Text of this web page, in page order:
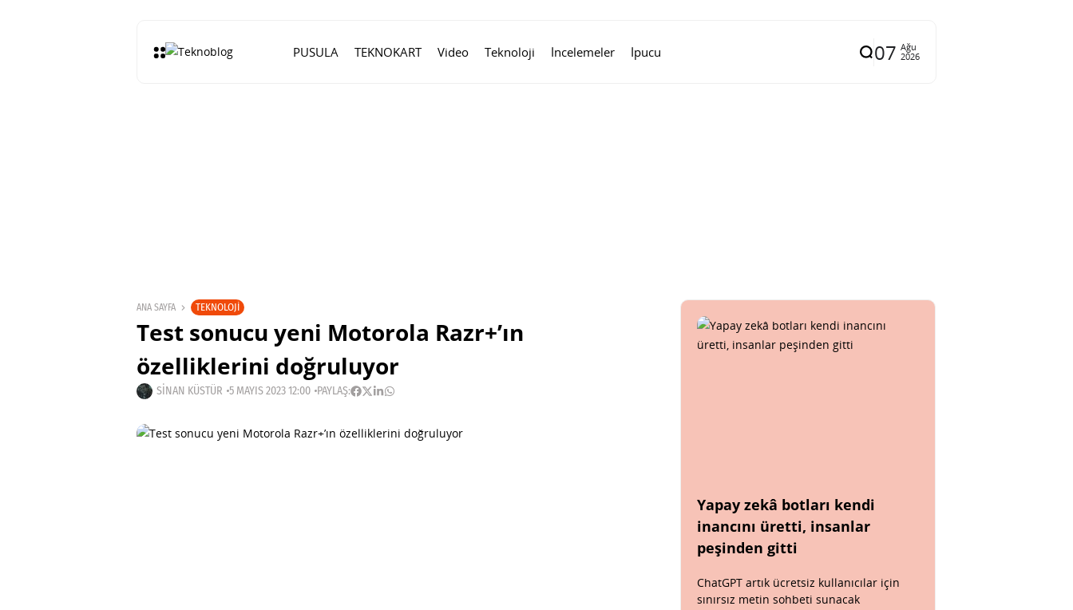
PUSULA TEKNOKART Video Teknoloji İncelemeler İpucu 07 Ağu
2026
ANA SAYFA TEKNOLOJI
Test sonucu yeni Motorola Razr+’ın
özelliklerini doğruluyor
SINAN KÜSTÜR 5 MAYIS 2023 12:00 PAYLAŞ:
Yapay zekâ botları kendi
inancını üretti, insanlar
peşinden gitti
ChatGPT artık ücretsiz kullanıcılar için
sınırsız metin sohbeti sunacak